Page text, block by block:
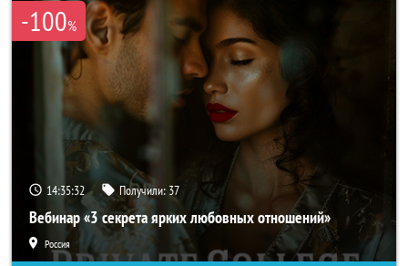
-100%
14:35:29 Получили: 37
Вебинар «3 секрета ярких любовных отношений»
Россия